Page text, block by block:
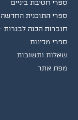
ספרי חטיבת ביניים
ספרי התוכנית החדשה
חוברות הכנה לבגרות
ספרי מכינות
שאלות ותשובות
מפת אתר